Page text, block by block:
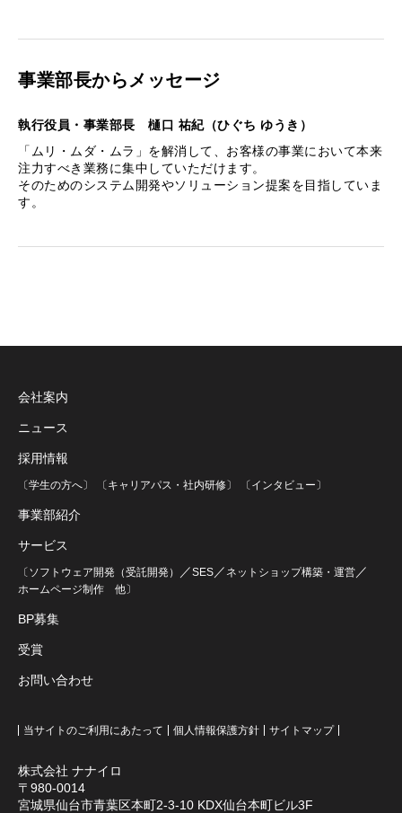
事業部長からメッセージ
執行役員・事業部長 樋口 祐紀（ひぐち ゆうき）
「ムリ・ムダ・ムラ」を解消して、お客様の事業において本来
注力すべき業務に集中していただけます。
そのためのシステム開発やソリューション提案を目指していま
す。
株式会社 ナナイロ
〒980-0014
宮城県仙台市青葉区本町2-3-10 KDX仙台本町ビル3F
会社案内
ニュース
採用情報
〔学生の方へ〕 〔キャリアパス・社内研修〕 〔インタビュー〕
事業部紹介
サービス
〔ソフトウェア開発（受託開発） ／SES ／ ネットショップ構築・運営 ／
ホームページ制作 他〕
BP募集
受賞
お問い合わせ
当サイトのご利用にあたって 個人情報保護方針 サイトマップ